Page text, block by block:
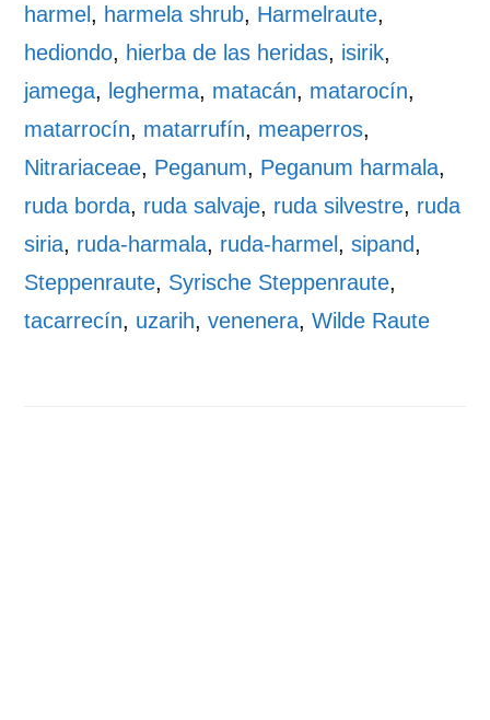
harmel , harmela shrub, Harmelraute,
hediondo, hierba de las heridas, isirik,
jamega, legherma, matacán, matarocín,
matarrocín, matarrufín, meaperros,
Nitrariaceae, Peganum, Peganum harmala,
ruda borda, ruda salvaje, ruda silvestre, ruda
siria, ruda-harmala, ruda-harmel ,sipand,
Steppenraute, Syrische Steppenraute,
tacarrecín, uzarih,venenera,Wilde Raute